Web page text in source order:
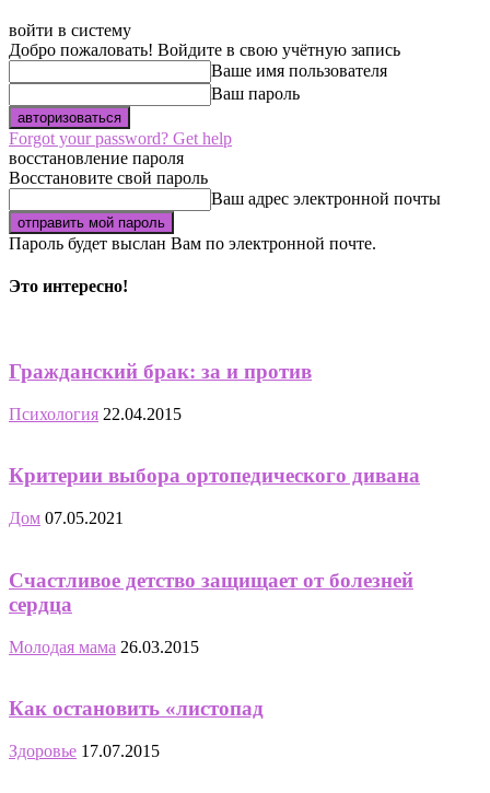
войти в систему
Добро пожаловать! Войдите в свою учётную запись
Ваше имя пользователя
Ваш пароль
Forgot your password? Get help
восстановление пароля
Восстановите свой пароль
Ваш адрес электронной почты
Пароль будет выслан Вам по электронной почте.
Это интересно!
Гражданский брак: за и против
Психология 22.04.2015
Критерии выбора ортопедического дивана
Дом 07.05.2021
Счастливое детство защищает от болезней
сердца
Молодая мама 26.03.2015
Как остановить «листопад
Здоровье 17.07.2015